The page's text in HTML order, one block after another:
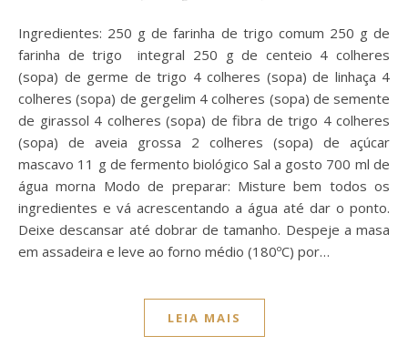
Ingredientes: 250 g de farinha de trigo comum 250 g de
farinha de trigo integral 250 g de centeio 4 colheres
(sopa) de germe de trigo 4 colheres (sopa) de linhaça 4
colheres (sopa) de gergelim 4 colheres (sopa) de semente
de girassol 4 colheres (sopa) de fibra de trigo 4 colheres
(sopa) de aveia grossa 2 colheres (sopa) de açúcar
mascavo 11 g de fermento biológico Sal a gosto 700 ml de
água morna Modo de preparar: Misture bem todos os
ingredientes e vá acrescentando a água até dar o ponto.
Deixe descansar até dobrar de tamanho. Despeje a masa
em assadeira e leve ao forno médio (180ºC) por…
LEIA MAIS